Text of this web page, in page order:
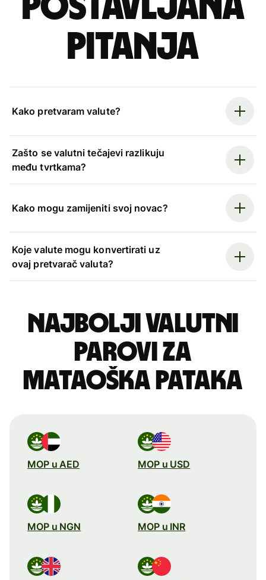
postavljana
pitanja
Kako pretvaram valute?
Zašto se valutni tečajevi razlikuju
među tvrtkama?
Kako mogu zamijeniti svoj novac?
Koje valute mogu konvertirati uz
ovaj pretvarač valuta?
Najbolji valutni
parovi za
mataoška pataka
MOP u AED MOP u USD
MOP u NGN MOP u INR